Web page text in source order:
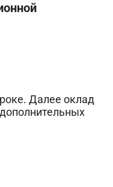
Далее оклад